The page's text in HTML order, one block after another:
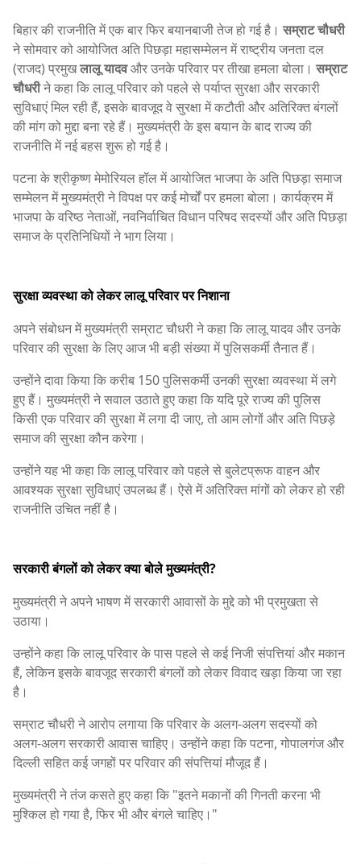
बिहार की राजनीति में एक बार फिर बयानबाजी तेज हो गई है।सम्राट चौधरी
ने सोमवार को आयोजित अति पिछड़ा महासम्मेलन में राष्ट्रीय जनता दल
(राजद) प्रमुखलालू यादवऔर उनके परिवार पर तीखा हमला बोला।सम्राट
चौधरीने कहा कि लालू परिवार को पहले से पर्याप्त सुरक्षा और सरकारी
सुविधाएं मिल रही हैं, इसके बावजूद वे सुरक्षा में कटौती और अतिरिक्त बंगलों
की मांग को मुद्दा बना रहे हैं। मुख्यमंत्री के इस बयान के बाद राज्य की
राजनीति में नई बहस शुरू हो गई है।
पटना के श्रीकृष्ण मेमोरियल हॉल में आयोजित भाजपा के अति पिछड़ा समाज
सम्मेलन में मुख्यमंत्री ने विपक्ष पर कई मोर्चों पर हमला बोला। कार्यक्रम में
भाजपा के वरिष्ठ नेताओं, नवनिर्वाचित विधान परिषद सदस्यों और अति पिछड़ा
समाज के प्रतिनिधियों ने भाग लिया।
सुरक्षा व्यवस्था को लेकर लालू परिवार पर निशाना
अपने संबोधन में मुख्यमंत्री सम्राट चौधरी ने कहा कि लालू यादव और उनके
परिवार की सुरक्षा के लिए आज भी बड़ी संख्या में पुलिसकर्मी तैनात हैं।
उन्होंने दावा किया कि करीब 150 पुलिसकर्मी उनकी सुरक्षा व्यवस्था में लगे
हुए हैं। मुख्यमंत्री ने सवाल उठाते हुए कहा कि यदि पूरे राज्य की पुलिस
किसी एक परिवार की सुरक्षा में लगा दी जाए, तो आम लोगों और अति पिछड़े
समाज की सुरक्षा कौन करेगा।
उन्होंने यह भी कहा कि लालू परिवार को पहले से बुलेटप्रूफ वाहन और
आवश्यक सुरक्षा सुविधाएं उपलब्ध हैं। ऐसे में अतिरिक्त मांगों को लेकर हो रही
राजनीति उचित नहीं है।
सरकारी बंगलों को लेकर क्या बोले मुख्यमंत्री?
मुख्यमंत्री ने अपने भाषण में सरकारी आवासों के मुद्दे को भी प्रमुखता से
उठाया।
उन्होंने कहा कि लालू परिवार के पास पहले से कई निजी संपत्तियां और मकान
हैं, लेकिन इसके बावजूद सरकारी बंगलों को लेकर विवाद खड़ा किया जा रहा
है।
सम्राट चौधरी ने आरोप लगाया कि परिवार के अलग-अलग सदस्यों को
अलग-अलग सरकारी आवास चाहिए। उन्होंने कहा कि पटना, गोपालगंज और
दिल्ली सहित कई जगहों पर परिवार की संपत्तियां मौजूद हैं।
मुख्यमंत्री ने तंज कसते हुए कहा कि "इतने मकानों की गिनती करना भी
मुश्किल हो गया है, फिर भी और बंगले चाहिए।"